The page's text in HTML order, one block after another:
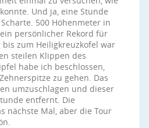
Und ja, eine Stunde
500 Höhenmeter in
persönlicher Rekord für
bis zum Heiligkreuzkofel war
steilen Klippen des
habe ich beschlossen,
zu gehen. Das
umzuschlagen und dieser
entfernt. Die
nächste Mal, aber die Tour